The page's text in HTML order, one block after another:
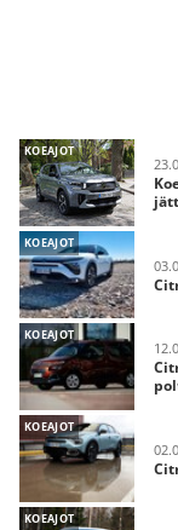
KOEAJOT
KOEAJOT
KOEAJOT
KOEAJOT
KOEAJOT